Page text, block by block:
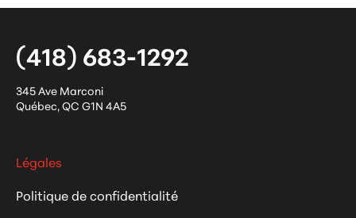
(418) 683-1292
345 Ave Marconi
Québec,QC G1N 4A5
Légales
Politique de confidentialité